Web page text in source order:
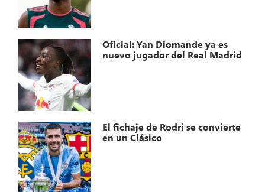
Oficial: Yan Diomande ya es
nuevo jugador del Real Madrid
El fichaje de Rodri se convierte
en un Clásico